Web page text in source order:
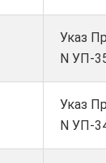
Указ
N УП-
Указ
N УП-